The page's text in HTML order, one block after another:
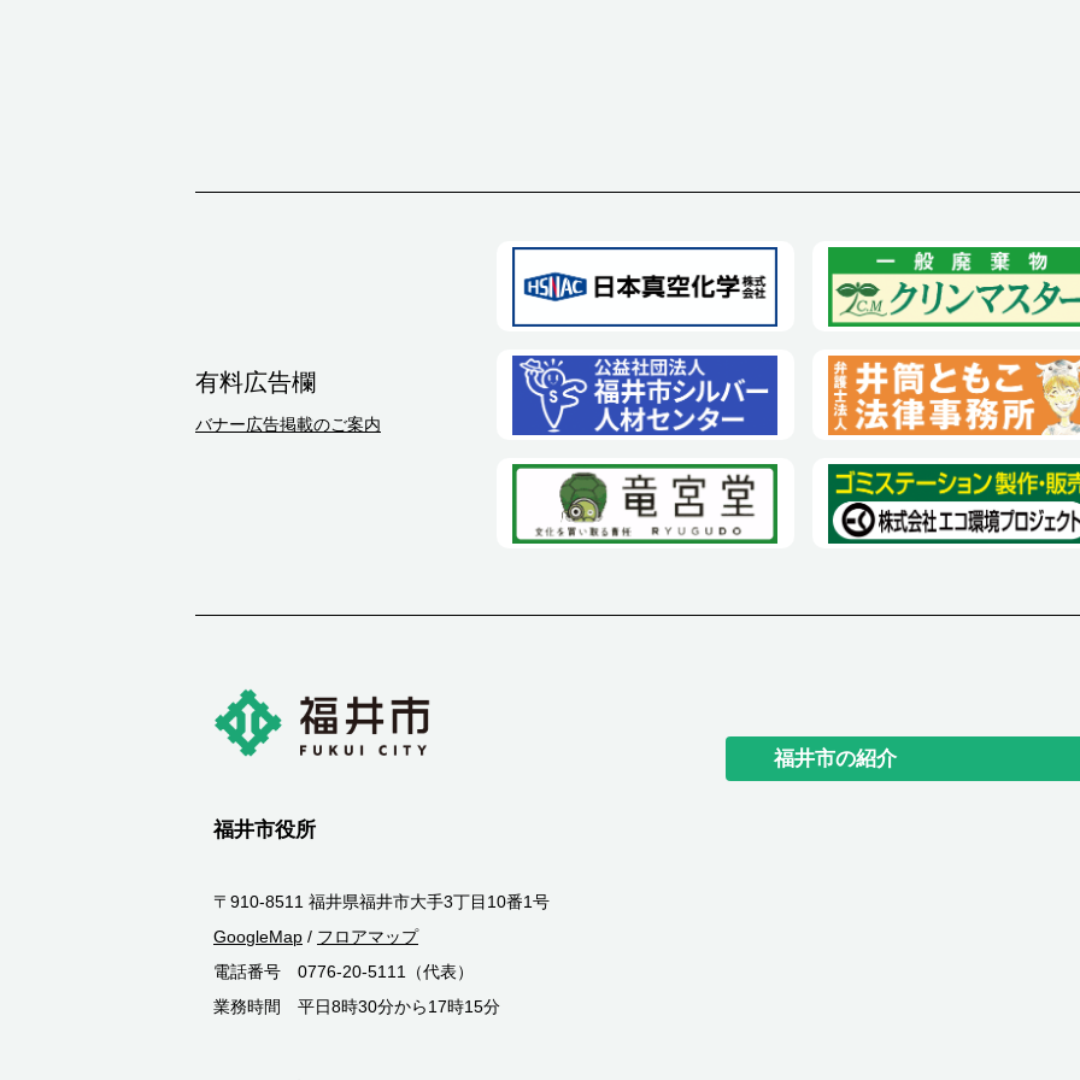
有料広告欄
バナー広告掲載のご案内
福井市役所
〒910-8511 福井県福井市大手3丁目10番1号
GoogleMap / フロアマップ
電話番号 0776-20-5111（代表）
業務時間 平日8時30分から17時15分
福井市の紹介